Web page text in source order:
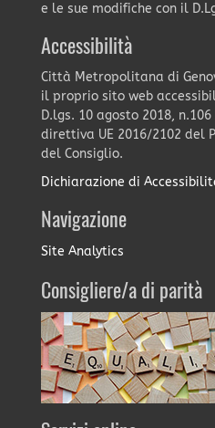
e le sue modifiche con il
Accessibilità
Città Metropolitana di
il proprio sito web
D.lgs. 10 agosto 2018,
direttiva UE 2016/2102 del
del Consiglio.
Dichiarazione di
Navigazione
Site Analytics
Consigliere/a di parità